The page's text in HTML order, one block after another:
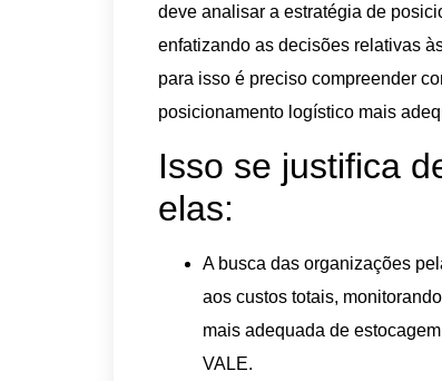
deve analisar a estratégia de
enfatizando as decisões relativas
para isso é preciso compreender
posicionamento logístico mais
Isso se justifica
elas:
A busca das organizações
aos custos totais,
mais adequada de
VALE.